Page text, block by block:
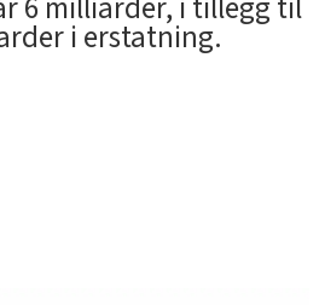
i erstatning.